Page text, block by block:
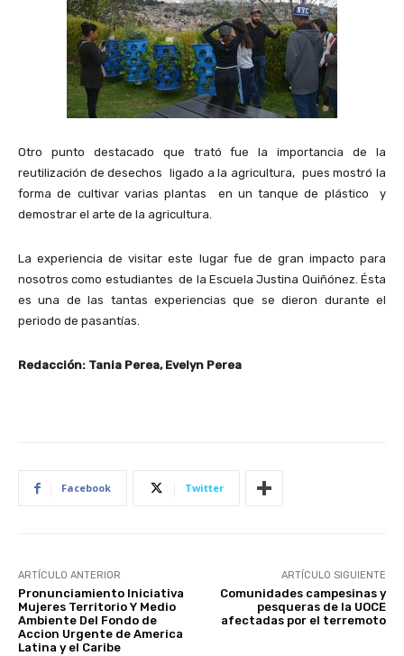
Otro punto destacado que trató fue la importancia de la
reutilización de desechos ligado a la agricultura, pues mostró la
forma de cultivar varias plantas en un tanque de plástico y
demostrar el arte de la agricultura.
La experiencia de visitar este lugar fue de gran impacto para
nosotros como estudiantes de la Escuela Justina Quiñónez. Ésta
es una de las tantas experiencias que se dieron durante el
periodo de pasantías.
Redacción: Tania Perea, Evelyn Perea
Facebook Twitter
ARTÍCULO ANTERIOR
Pronunciamiento Iniciativa
Mujeres Territorio Y Medio
Ambiente Del Fondo de
Accion Urgente de America
Latina y el Caribe
ARTÍCULO SIGUIENTE
Comunidades campesinas y
pesqueras de la UOCE
afectadas por el terremoto